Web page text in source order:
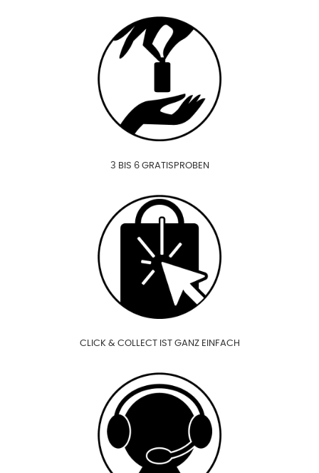
3 BIS 6 GRATISPROBEN
CLICK & COLLECT IST GANZ EINFACH